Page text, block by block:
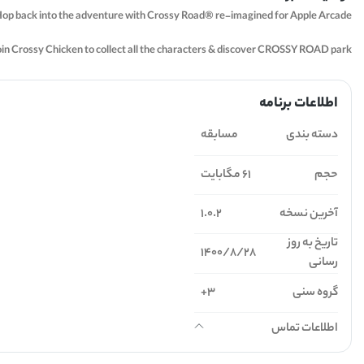
back into the adventure with Crossy Road® re-imagined for Apple Arcade.
Crossy Chicken to collect all the characters & discover CROSSY ROAD park.
اطلاعات برنامه
دسته بندی مسابقه
حجم
61 مگابایت
آخرین نسخه
1.0.2
تاریخ به روز
رسانی
1400/8/28
گروه سنی
3+
اطلاعات تماس